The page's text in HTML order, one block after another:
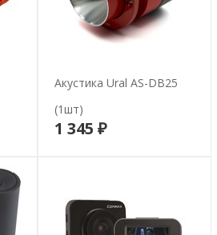
Акустика Ural AS-DB25
(1шт)
1 345 ₽В корзину